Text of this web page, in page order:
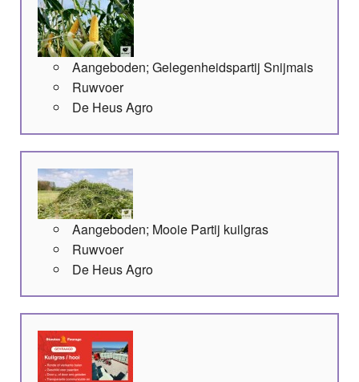
Aangeboden; Gelegenheidspartij Snijmais
Ruwvoer
De Heus Agro
Aangeboden; Mooie Partij kuilgras
Ruwvoer
De Heus Agro